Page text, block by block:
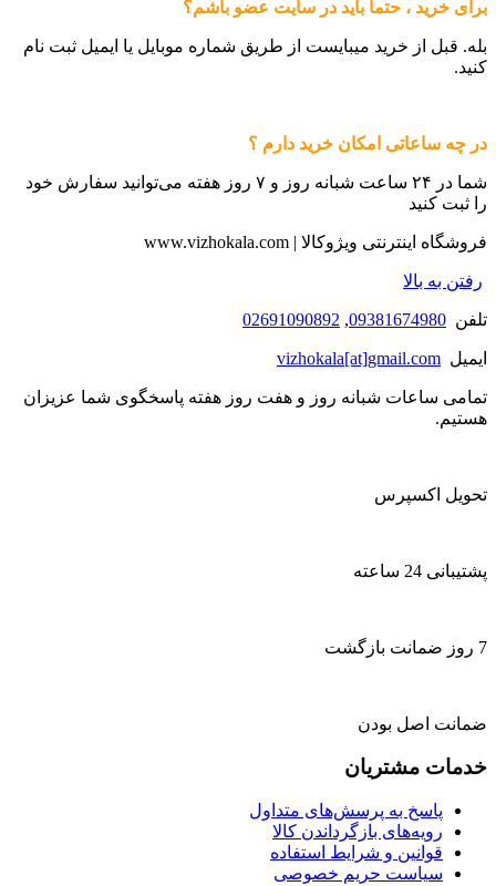
برای خرید ، حتما باید در سایت عضو باشم؟
بله. قبل از خرید میبایست از طریق شماره موبایل یا ایمیل ثبت نام
کنید.
در چه ساعاتی امکان خرید دارم ؟
شما در ۲۴ ساعت شبانه روز و ۷ روز هفته می‌‏توانید سفارش خود
را ثبت کنید
فروشگاه اینترنتی ویژوکالا | www.vizhokala.com
رفتن به بالا
تلفن 09381674980
,
02691090892
ایمیل vizhokala[at]gmail.com
تمامی ساعات شبانه روز و هفت روز هفته پاسخگوی شما عزیزان
هستیم.
تحویل اکسپرس
پشتیبانی 24 ساعته
7 روز ضمانت بازگشت
ضمانت اصل بودن
خدمات مشتریان
پاسخ به پرسش‌های متداول
رویه‌های بازگرداندن کالا
قوانین و شرایط استفاده
سیاست حریم خصوصی